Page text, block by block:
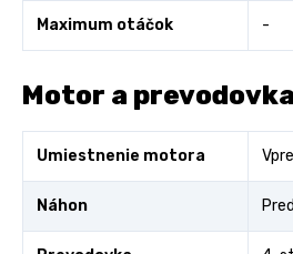
Maximum otáčok -
Motor a prevodovka
Umiestnenie motora
Náhon